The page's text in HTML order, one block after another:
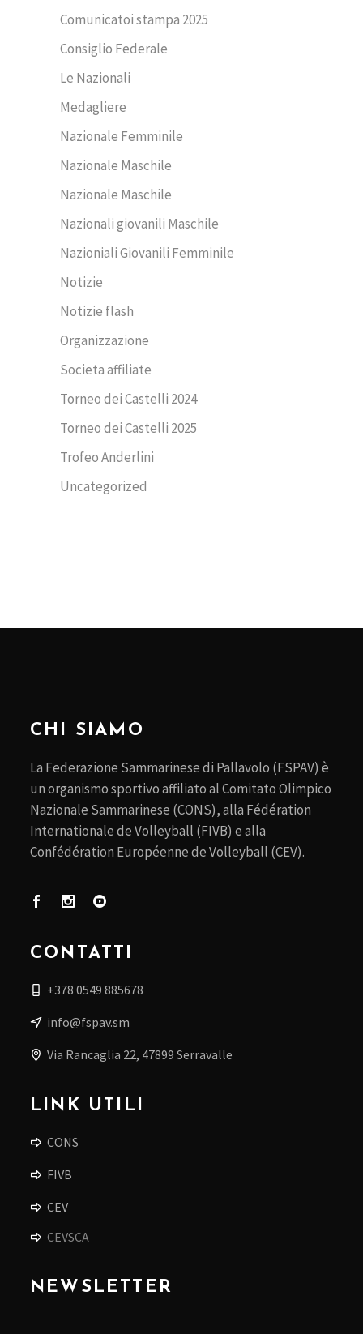
Comunicatoi stampa 2025
Consiglio Federale
Le Nazionali
Medagliere
Nazionale Femminile
Nazionale Maschile
Nazionale Maschile
Nazionali giovanili Maschile
Nazioniali Giovanili Femminile
Notizie
Notizie flash
Organizzazione
Societa affiliate
Torneo dei Castelli 2024
Torneo dei Castelli 2025
Trofeo Anderlini
Uncategorized
CHI SIAMO
La Federazione Sammarinese di Pallavolo (FSPAV) è
un organismo sportivo affiliato al Comitato Olimpico
Nazionale Sammarinese (CONS), alla Fédération
Internationale de Volleyball (FIVB) e alla
Confédération Européenne de Volleyball (CEV).
CONTATTI
+378 0549 885678
info@fspav.sm
Via Rancaglia 22, 47899 Serravalle
LINK UTILI
CONS
FIVB
CEV
CEVSCA
NEWSLETTER